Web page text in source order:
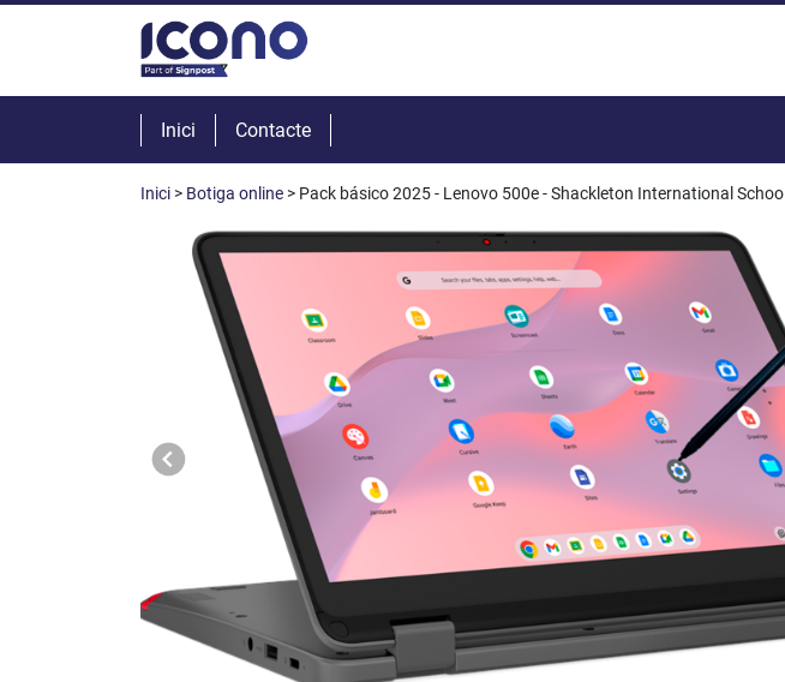
Inici Contacte
Inici > Botiga online > Pack básico 2025 - Lenovo 500e - Shackleton International School